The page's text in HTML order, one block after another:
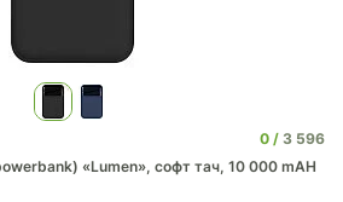
0
3 596
«Lumen», софт тач, 10 000 mAH